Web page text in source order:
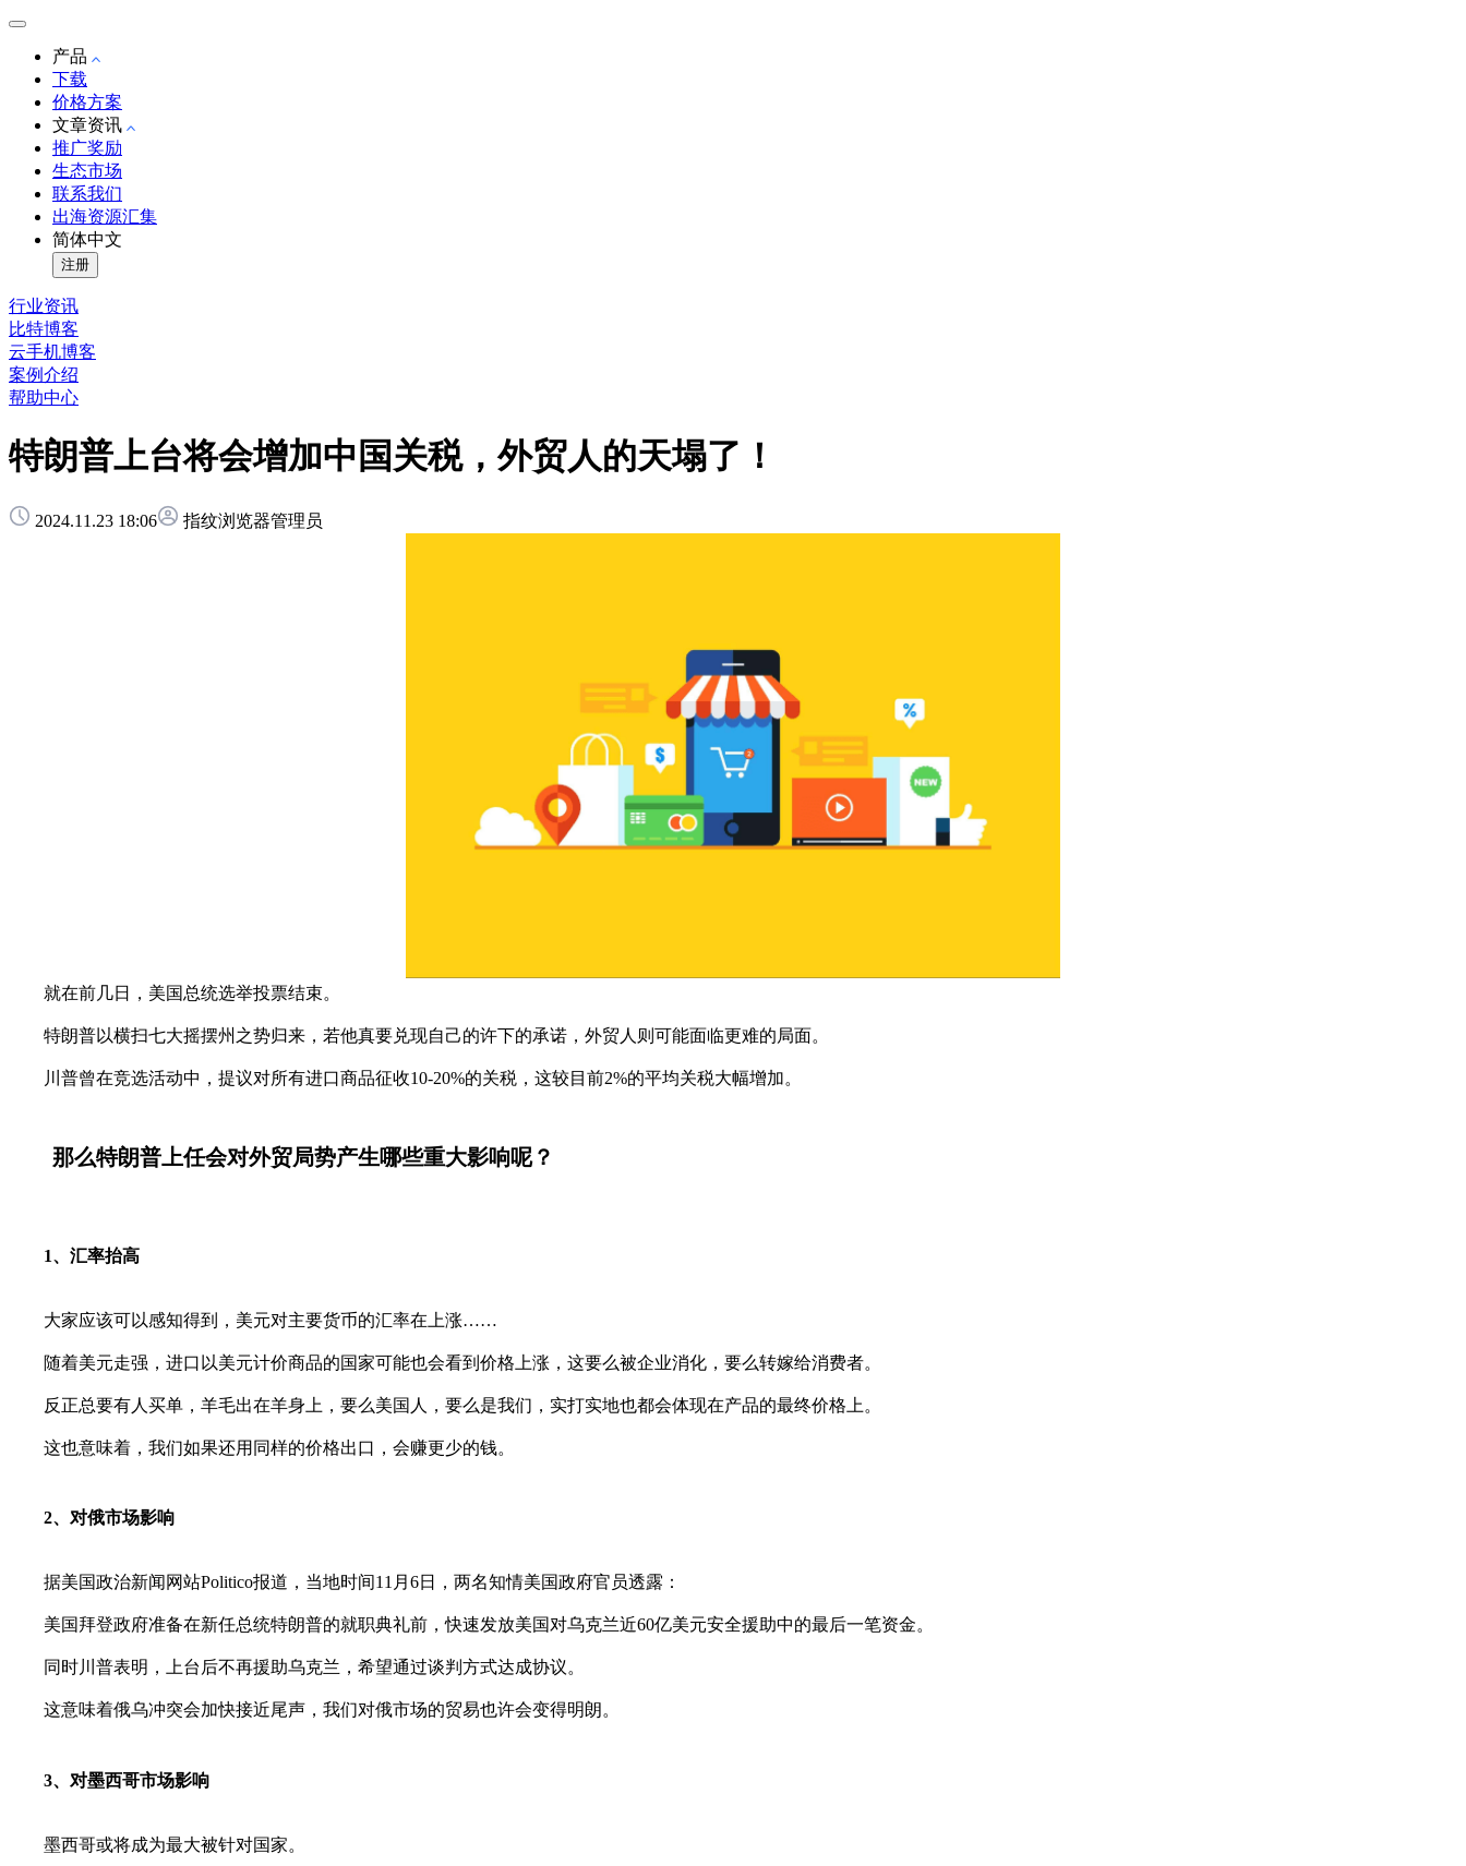
产品
下载
价格方案
文章资讯
推广奖励
生态市场
联系我们
出海资源汇集
简体中文
注册
行业资讯
比特博客
云手机博客
案例介绍
帮助中心
特朗普上台将会增加中国关税，外贸人的天塌了！
2024.11.23 18:06 指纹浏览器管理员
就在前几日，美国总统选举投票结束。
特朗普以横扫七大摇摆州之势归来，若他真要兑现自己的许下的承诺，外贸人则可能面临更难的局面。
川普曾在竞选活动中，提议对所有进口商品征收10-20%的关税，这较目前2%的平均关税大幅增加。
那么特朗普上任会对外贸局势产生哪些重大影响呢？
1、汇率抬高
大家应该可以感知得到，美元对主要货币的汇率在上涨……
随着美元走强，进口以美元计价商品的国家可能也会看到价格上涨，这要么被企业消化，要么转嫁给消费者。
反正总要有人买单，羊毛出在羊身上，要么美国人，要么是我们，实打实地也都会体现在产品的最终价格上。
这也意味着，我们如果还用同样的价格出口，会赚更少的钱。
2、对俄市场影响
据美国政治新闻网站Politico报道，当地时间11月6日，两名知情美国政府官员透露：
美国拜登政府准备在新任总统特朗普的就职典礼前，快速发放美国对乌克兰近60亿美元安全援助中的最后一笔资金。
同时川普表明，上台后不再援助乌克兰，希望通过谈判方式达成协议。
这意味着俄乌冲突会加快接近尾声，我们对俄市场的贸易也许会变得明朗。
3、对墨西哥市场影响
墨西哥或将成为最大被针对国家。